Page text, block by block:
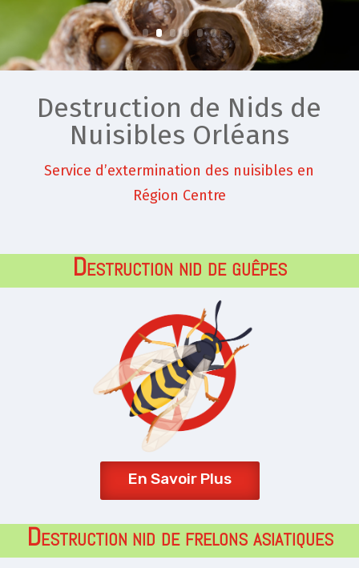
Destruction de Nids de
Nuisibles Orléans
Service d’extermination des nuisibles en
Région Centre
Destruction nid de guêpes
En Savoir Plus
Destruction nid de frelons asiatiques